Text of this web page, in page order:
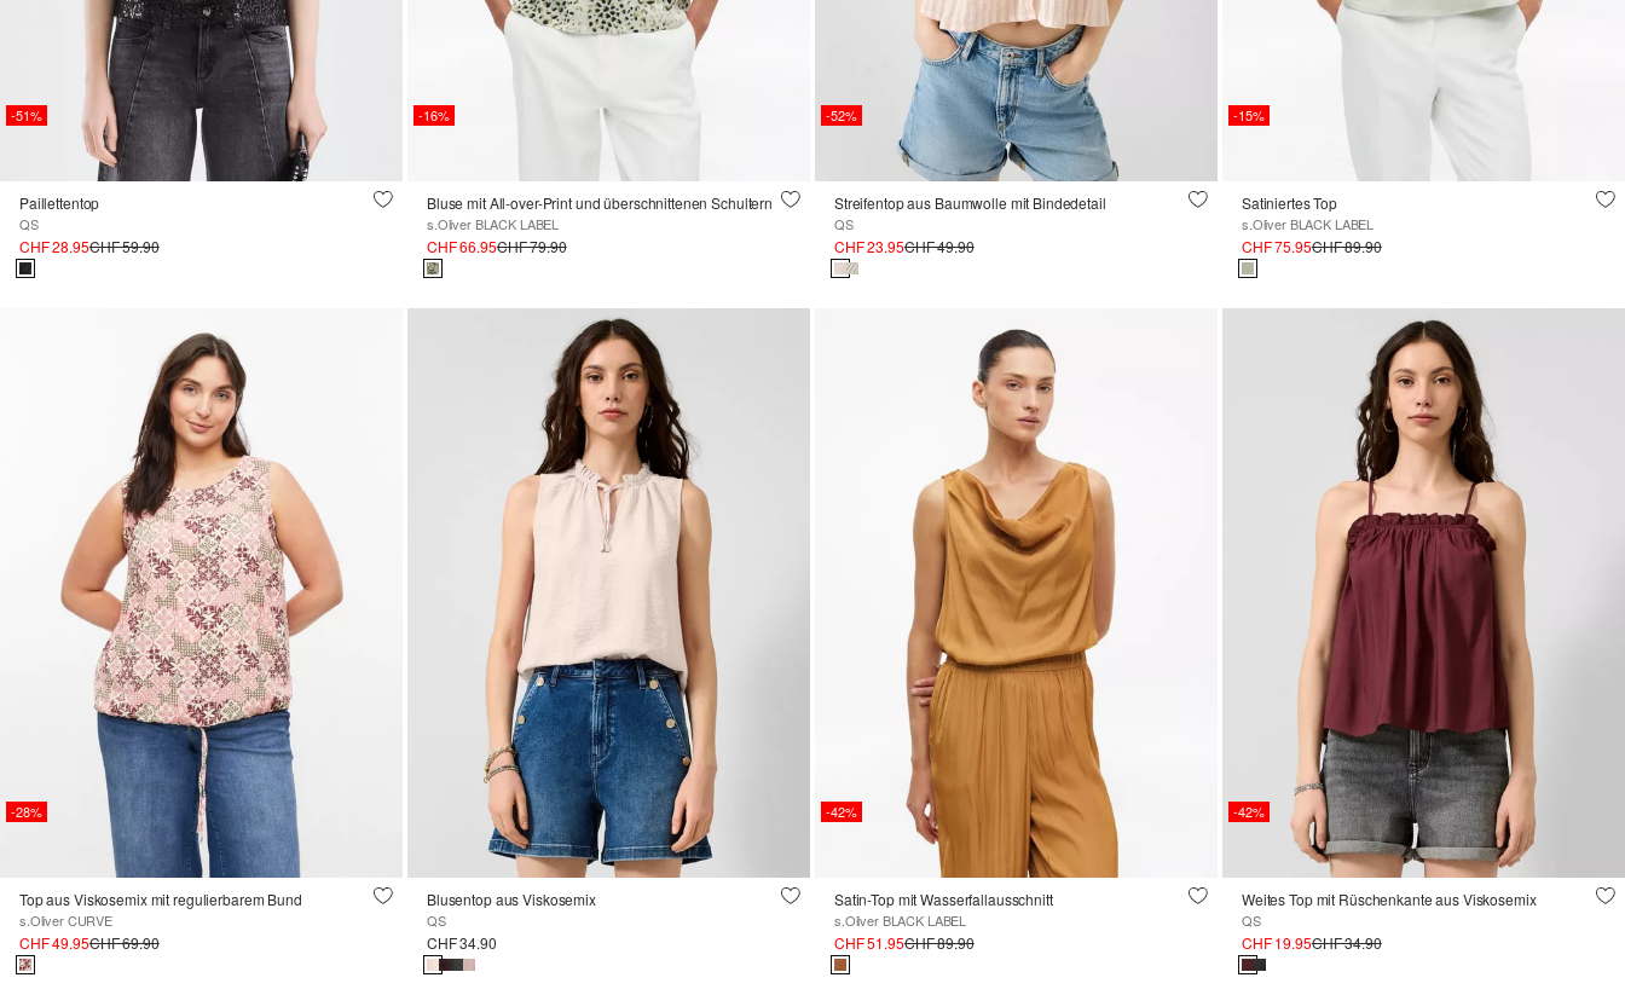
-51%
Paillettentop
QS
CHF 28.95CHF 59.90
-16%
Bluse mit All-over-Print und überschnittenen Schultern
s.Oliver BLACK LABEL
CHF 66.95CHF 79.90
-52%
Streifentop aus Baumwolle mit Bindedetail
QS
CHF 23.95CHF 49.90
-15%
Satiniertes Top
s.Oliver BLACK LABEL
CHF 75.95CHF 89.90
-28%
Top aus Viskosemix mit regulierbarem Bund
s.Oliver CURVE
CHF 49.95CHF 69.90
Blusentop aus Viskosemix
QS
CHF 34.90
-42%
Satin-Top mit Wasserfallausschnitt
s.Oliver BLACK LABEL
CHF 51.95CHF 89.90
-42%
Weites Top mit Rüschenkante aus Viskosemix
QS
CHF 19.95CHF 34.90